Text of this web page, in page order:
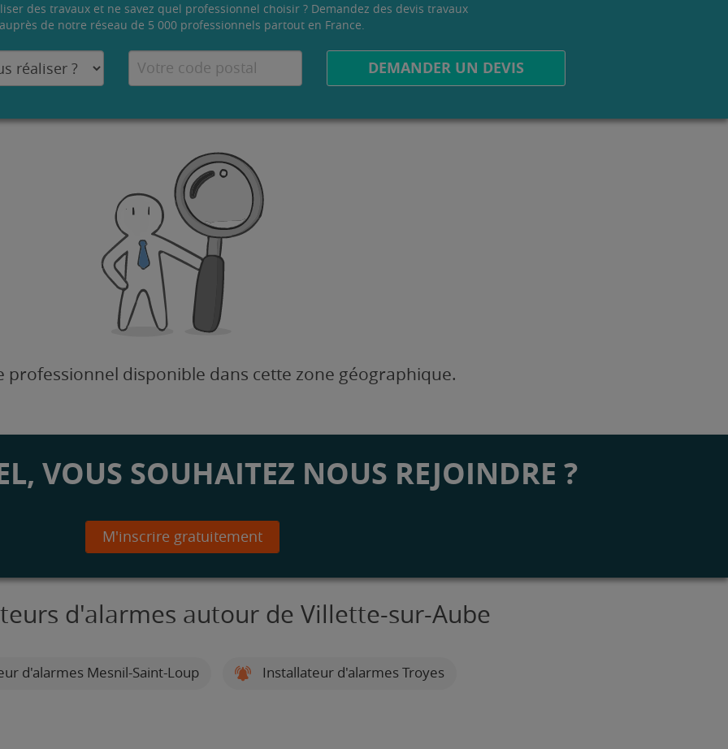
des travaux et ne savez quel professionnel choisir ? Demandez des devis travaux
auprès de notre réseau de 5 000 professionnels partout en France.
DEMANDER UN DEVIS
professionnel disponible dans cette zone géographique.
VOUS SOUHAITEZ NOUS REJOINDRE ?
M'inscrire gratuitement
d'alarmes autour de Villette-sur-Aube
d'alarmes Mesnil-Saint-Loup Installateur d'alarmes Troyes